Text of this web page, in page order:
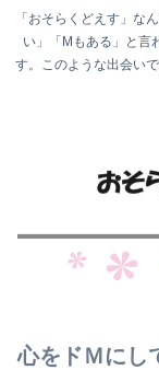
「おそらくどえす」な
い」「Mもある」と言
す。このような出会い
心をドＭにし